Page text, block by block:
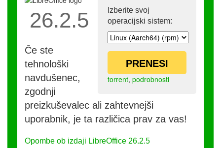
Izberite svoj
operacijski sistem:
PRENESI
torrent, podrobnosti
26.2.5
Če ste
tehnološki
navdušenec,
zgodnji
preizkuševalec ali zahtevnejši
uporabnik, je ta različica prav za vas!
Opombe ob izdaji LibreOffice 26.2.5